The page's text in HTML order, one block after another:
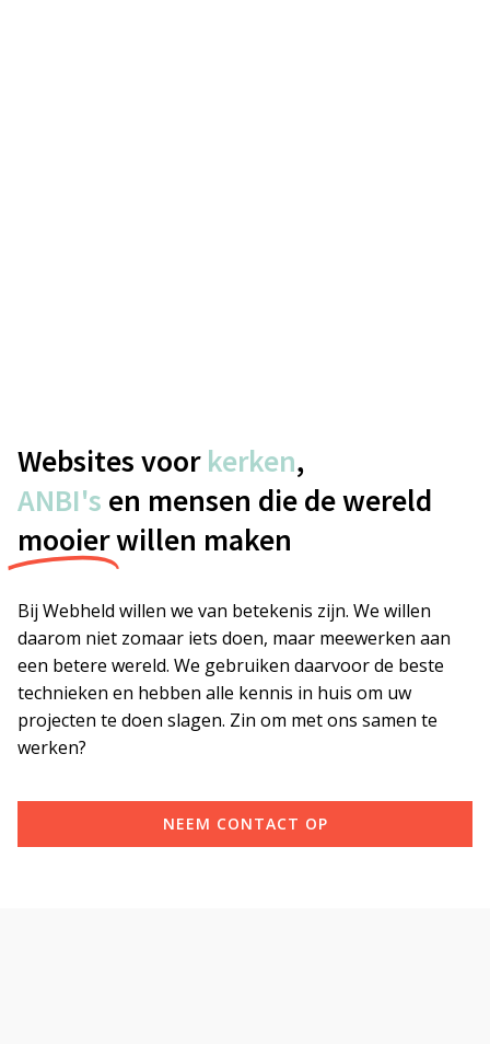
Websites voorkerken,
ANBI's en mensen die de wereld
mooierwillen maken
Bij Webheld willen we van betekenis zijn. We willen
daarom niet zomaar iets doen, maar meewerken aan
een betere wereld. We gebruiken daarvoor de beste
technieken en hebben alle kennis in huis om uw
projecten te doen slagen. Zin om met ons samen te
werken?
NEEM CONTACT OP